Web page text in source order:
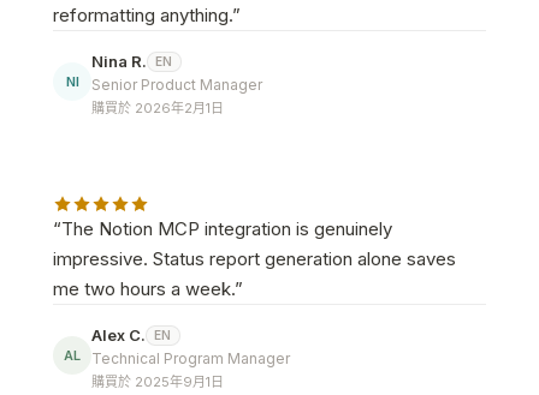
reformatting anything.”
NI
Nina R. EN
Senior Product Manager
購買於 2026年2月1日
“The Notion MCP integration is genuinely
impressive. Status report generation alone saves
me two hours a week.”
AL
Alex C. EN
Technical Program Manager
購買於 2025年9月1日